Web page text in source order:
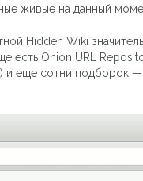
живые на данный
Hidden Wiki
Onion URL
и еще сотни